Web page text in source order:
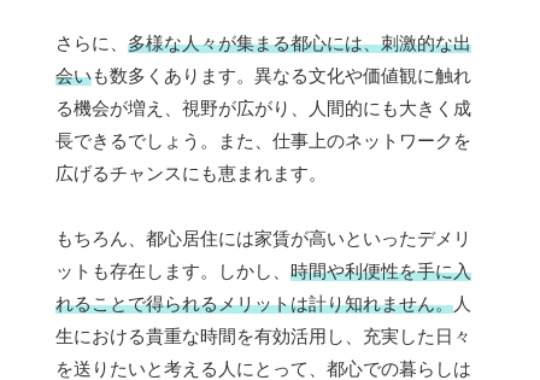
さらに、 多様な人々が集まる都心には、刺激的な出
会いも数多くあります。異なる文化や価値観に触れ
る機会が増え、視野が広がり、人間的にも大きく成
長できるでしょう。また、仕事上のネットワークを
広げるチャンスにも恵まれます。
もちろん、都心居住には家賃が高いといったデメリ
ットも存在します。しかし、 時間や利便性を手に入
れることで得られるメリットは計り知れません。人
生における貴重な時間を有効活用し、充実した日々
を送りたいと考える人にとって、都心での暮らしは